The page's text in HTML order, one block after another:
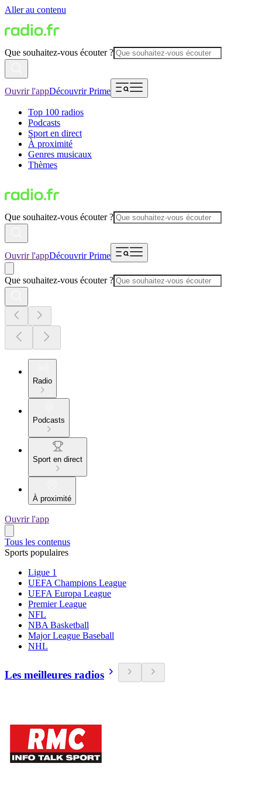
Aller au contenu
Que souhaitez-vous écouter ?
Ouvrir l'appDécouvrir Prime
Top 100 radios
Podcasts
Sport en direct
À proximité
Genres musicaux
Thèmes
Que souhaitez-vous écouter ?
Ouvrir l'appDécouvrir Prime
Que souhaitez-vous écouter ?
Radio
Podcasts
Sport en direct
À proximité
Ouvrir l'app
Tous les contenus
Sports populaires
Ligue 1
UEFA Champions League
UEFA Europa League
Premier League
NFL
NBA Basketball
Major League Baseball
NHL
Les meilleures radios